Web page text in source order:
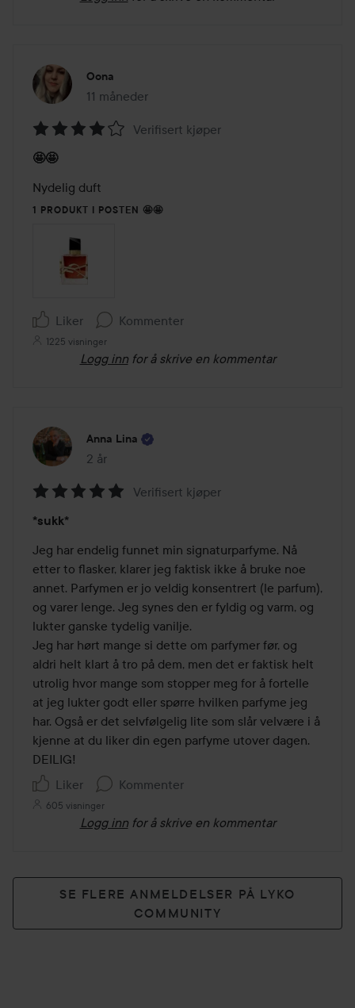
Oona
11 måneder
Innlegget ble opprettet 11 måneder
4
av
5
Verifisert kjøper
🤩🤩
Nydelig duft
1 PRODUKT I POSTEN 🤩🤩
Liker Kommenter
1225 visninger
Logg inn for å skrive en kommentar
Anna Lina
2 år
Innlegget ble opprettet 2 år
5
av
5
Verifisert kjøper
*sukk*
Jeg har endelig funnet min signaturparfyme. Nå
etter to flasker, klarer jeg faktisk ikke å bruke noe
annet. Parfymen er jo veldig konsentrert (le parfum),
og varer lenge. Jeg synes den er fyldig og varm, og
lukter ganske tydelig vanilje.
Jeg har hørt mange si dette om parfymer før, og
aldri helt klart å tro på dem, men det er faktisk helt
utrolig hvor mange som stopper meg for å fortelle
at jeg lukter godt eller spørre hvilken parfyme jeg
har. Også er det selvfølgelig lite som slår velvære i å
kjenne at du liker din egen parfyme utover dagen.
DEILIG!
Liker
Kommenter
605 visninger
Logg inn for å skrive en kommentar
SE FLERE ANMELDELSER PÅ LYKO
COMMUNITY